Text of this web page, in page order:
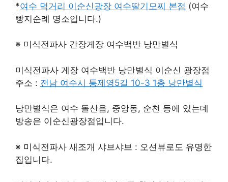
*여수 먹거리 이순신광장 여수딸기모찌 본점 (여수
빵지순례 명소입니다.)
※ 미식전파사 간장게장 여수백반 낭만별식
미식전파사 게장 여수백반 낭만별식 이순신 광장점
주소 : 전남 여수시 통제영5길 10-3 1층 낭만별식
낭만별식은 여수 돌산읍, 중앙동, 순천 등에 있는데
방송은 이순신광장점입니다.
※ 미식전파사 새조개 샤브샤브 : 오션뷰로도 유명한
집입니다.